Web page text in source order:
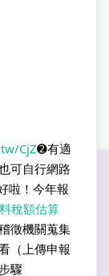
CjZ➋有適
可自行網路
啦！今年報
稅額估算
徵機關蒐集
（上傳申報
驟